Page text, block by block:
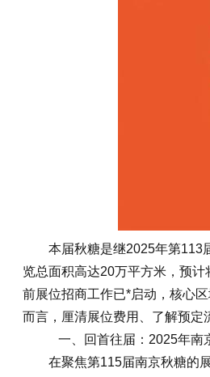
本届秋糖是继2025年第113
览总面积高达20万平方米，预
前展位招商工作已*启动，核心
而言，厘清展位费用、了解预定
一、回首往届：2025年南
在聚焦第115届南京秋糖的